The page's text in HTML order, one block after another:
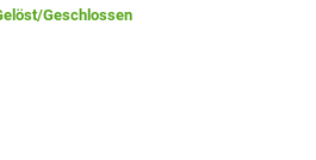
/Geschlossen